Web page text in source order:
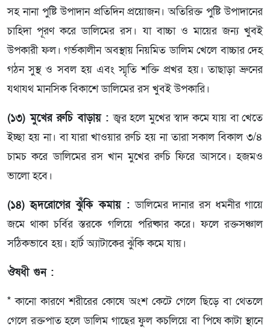
সহ নানা পুষ্টি উপাদান প্রতিদিন প্রয়োজন। অতিরিক্ত পুষ্টি উপাদানের
চাহিদা পূরণ করে ডালিমের রস। যা বাচ্চা ও মায়ের জন্য খুবই
উপকারী ফল। গর্ভকালীন অবস্থায় নিয়মিত ডালিম খেলে বাচ্চার দেহ
গঠন সুস্থ ও সবল হয় এবং স্মৃতি শক্তি প্রখর হয়। তাছাড়া ভ্রুনের
যথাযথ মানসিক বিকাশে ডালিমের রস খুবই উপকারি।
(১৩) মুখের রুচি বাড়ায় :জ্বর হলে মুখের স্বাদ কমে যায় বা খেতে
ইচ্ছা হয় না। বা যারা খাওয়ার রুচি হয় না তারা সকাল বিকাল ৩/৪
চামচ করে ডালিমের রস খান মুখের রুচি ফিরে আসবে। হজমও
ভালো হবে।
(১৪) হৃদরোগের ঝুঁকি কমায় :ডালিমের দানার রস ধমনীর গায়ে
জমে থাকা চর্বির স্তরকে গলিয়ে পরিষ্কার করে। ফলে রক্তসঞ্চাল
সঠিকভাবে হয়। হার্ট অ্যাটাকের ঝুঁকি কমে যায়।
ঔষধী গুন :
* কানো কারণে শরীরের কোষে অংশ কেটে গেলে ছিড়ে বা থেতলে
গেলে রক্তপাত হলে ডালিম গাছের ফুল কচলিয়ে বা পিষে কাটা স্থানে